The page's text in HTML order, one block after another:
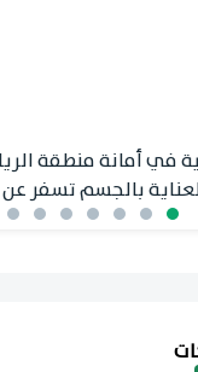
في أمانة منطقة
بالجسم تسفر
ألف ومائة وأربع